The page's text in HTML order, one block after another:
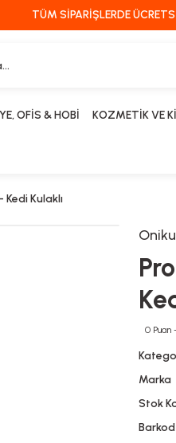
TÜM SİPARİŞLERDE
OFİS & HOBİ KOZMETİK VE
Kulaklı
0 Puan
Marka
Stok